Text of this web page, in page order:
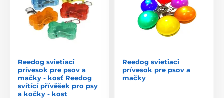
Reedog svietiaci
prívesok pre psov a
mačky - kosť Reedog
svítící přívěšek pro psy
a kočky - kost
Reedog svietiaci
prívesok pre psov a
mačky